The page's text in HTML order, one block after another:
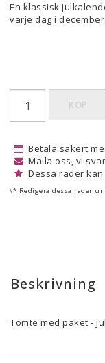
En klassisk
varje dag i december.
KÖP
Betala säkert
Maila oss, vi
Dessa rader
\* Redigera dessa rader
Beskrivning
Tomte med paket -
En klassisk